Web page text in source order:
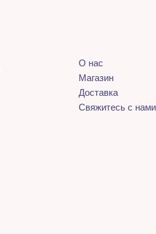
О нас
Магазин
Доставка
Свяжитесь с нами